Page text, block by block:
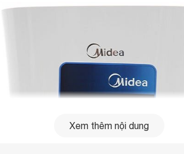
Xem thêm nội dung